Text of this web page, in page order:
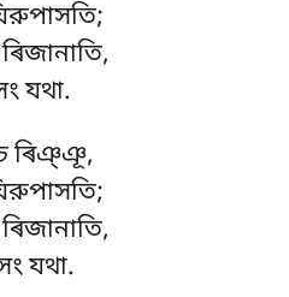
যথা.
ৰিঞ্ঞূ,
যথা.